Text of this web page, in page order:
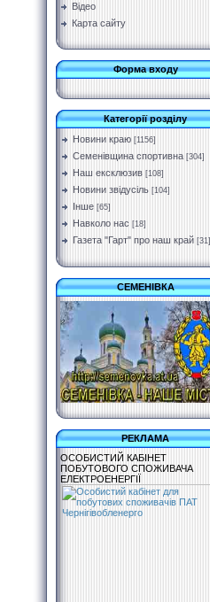
Відео
Карта сайту
Форма входу
Категорії розділу
Новини краю [1156]
Семенівщина спортивна [304]
Наш ексклюзив [108]
Новини звідусіль [104]
Інше [65]
Навколо нас [18]
Газета "Гарт" про наш край [31]
СЕМЕНІВКА
РЕКЛАМА
ОСОБИСТИЙ КАБІНЕТ
ПОБУТОВОГО СПОЖИВАЧА
ЕЛЕКТРОЕНЕРГІЇ